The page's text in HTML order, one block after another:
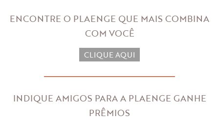
ENCONTRE O PLAENGE QUE MAIS COMBINA
COM VOCÊ
CLIQUE AQUI
INDIQUE AMIGOS PARA A PLAENGE GANHE
PRÊMIOS